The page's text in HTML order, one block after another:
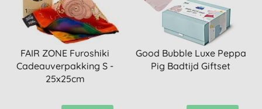
FAIR ZONE Furoshiki
Cadeauverpakking S -
25x25cm
Good Bubble Luxe Peppa
Pig Badtijd Giftset